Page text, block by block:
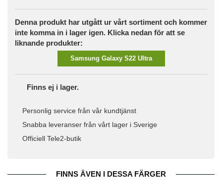
Denna produkt har utgått ur vårt sortiment och kommer
inte komma in i lager igen. Klicka nedan för att se
liknande produkter:
Samsung Galaxy S22 Ultra
Finns ej i lager.
Personlig service från vår kundtjänst
Snabba leveranser från vårt lager i Sverige
Officiell Tele2-butik
FINNS ÄVEN I DESSA FÄRGER